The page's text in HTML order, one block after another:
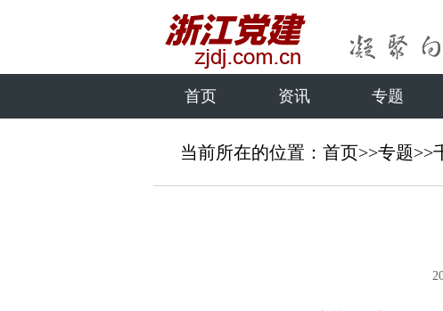
首页 资讯 专题
当前所在的位置： 首页>>专题>>